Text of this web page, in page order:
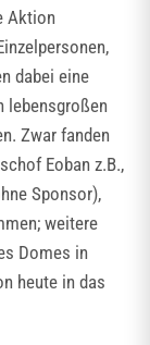
Aktion
dabei eine
lebensgroßen
Zwar fanden
Eoban z.B.,
Sponsor),
weitere
Domes in
heute in das